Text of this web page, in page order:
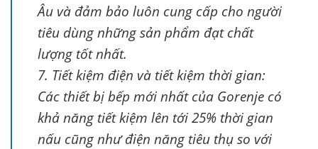
Âu và đảm bảo luôn cung cấp cho người
tiêu dùng những sản phẩm đạt chất
lượng tốt nhất.
7. Tiết kiệm điện và tiết kiệm thời gian:
Các thiết bị bếp mới nhất của Gorenje có
khả năng tiết kiệm lên tới 25% thời gian
nấu cũng như điện năng tiêu thụ so với